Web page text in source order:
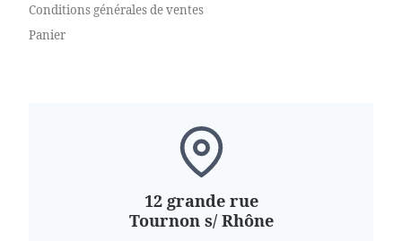
Conditions générales de ventes
Panier
12 grande rue
Tournon s/ Rhône